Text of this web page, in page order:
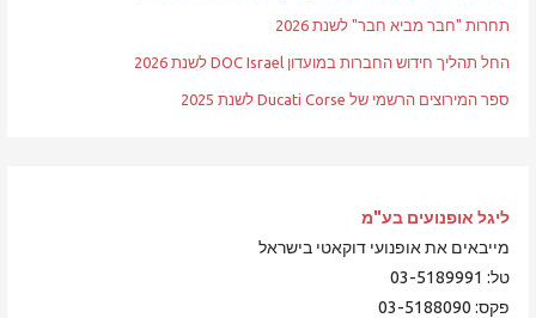
תחרות "חבר מביא חבר" לשנת 2026
החל תהליך חידוש החברות במועדון DOC Israel לשנת 2026
ספר המירוצים הרשמי של Ducati Corse לשנת 2025
ליגל אופנועים בע"מ
מייבאים את אופנועי דוקאטי בישראל
טל: 03-5189991
פקס: 03-5188090